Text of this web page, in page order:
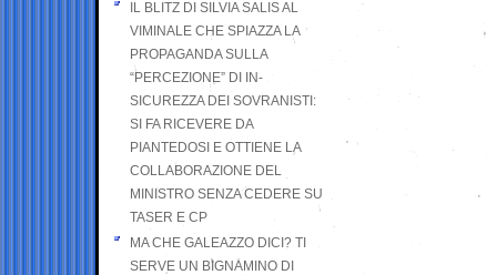
IL BLITZ DI SILVIA SALIS AL
VIMINALE CHE SPIAZZA LA
PROPAGANDA SULLA
“PERCEZIONE” DI IN-
SICUREZZA DEI SOVRANISTI:
SI FA RICEVERE DA
PIANTEDOSI E OTTIENE LA
COLLABORAZIONE DEL
MINISTRO SENZA CEDERE SU
TASER E CP
MA CHE GALEAZZO DICI? TI
SERVE UN BIGNAMINO DI